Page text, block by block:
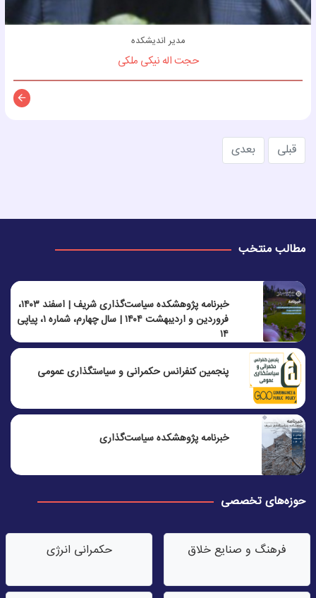
مدیر اندیشکده
حجت اله نیکی ملکی
قبلی
بعدی
مطالب منتخب
خبرنامه پژوهشکده سیاست‌گذاری شریف | اسفند ۱۴۰۳،
فروردین و اردیبهشت ۱۴۰۴ | سال چهارم، شماره ۱، پیاپی
۱۴
پنجمين كنفرانس حكمرانی و سياستگذاری عمومی
خبرنامه پژوهشکده سیاست‌گذاری
حوزه‌های تخصصی
فرهنگ و صنایع خلاق حکمرانی انرژی